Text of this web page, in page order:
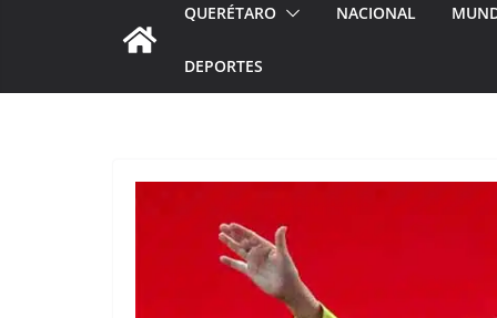
QUERÉTARO NACIONAL
DEPORTES